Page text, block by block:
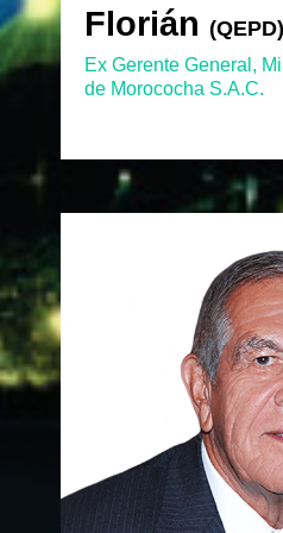
Florián (QEPD)
Ex Gerente General,
de Morococha S.A.C.
Florián (QEPD)